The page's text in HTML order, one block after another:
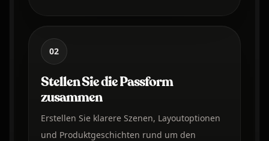
02
Stellen Sie die Passform
zusammen
Erstellen Sie klarere Szenen, Layoutoptionen
und Produktgeschichten rund um den